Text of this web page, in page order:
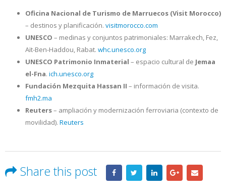
Oficina Nacional de Turismo de Marruecos (Visit Morocco)
– destinos y planificación. visitmorocco.com
UNESCO – medinas y conjuntos patrimoniales: Marrakech, Fez,
Aït-Ben-Haddou, Rabat. whc.unesco.org
UNESCO Patrimonio Inmaterial – espacio cultural de Jemaa
el-Fna. ich.unesco.org
Fundación Mezquita Hassan II – información de visita.
fmh2.ma
Reuters– ampliación y modernización ferroviaria (contexto de
movilidad). Reuters
Share this post